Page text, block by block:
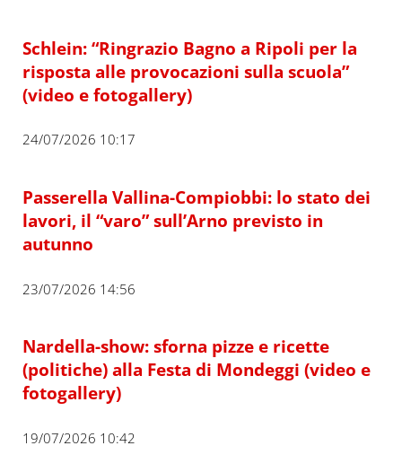
Schlein: “Ringrazio Bagno a Ripoli per la
risposta alle provocazioni sulla scuola”
(video e fotogallery)
24/07/2026 10:17
Passerella Vallina-Compiobbi: lo stato dei
lavori, il “varo” sull’Arno previsto in
autunno
23/07/2026 14:56
Nardella-show: sforna pizze e ricette
(politiche) alla Festa di Mondeggi (video e
fotogallery)
19/07/2026 10:42